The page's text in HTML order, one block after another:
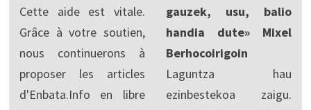
Cette aide est vitale.
Grâce à votre soutien,
nous continuerons à
proposer les articles
d'Enbata.Info en libre
gauzek, usu, balio
handia dute» Mixel
Berhocoirigoin
Laguntza hau
ezinbestekoa zaigu.